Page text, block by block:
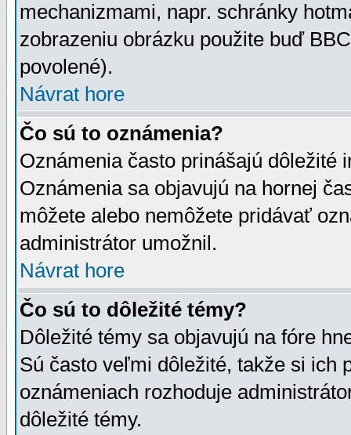
mechanizmami, napr. schránky
zobrazeniu obrázku použite buď
povolené).
Návrat hore
Čo sú to oznámenia?
Oznámenia často prinášajú dôležité
Oznámenia sa objavujú na hornej
môžete alebo nemôžete pridávať
administrátor umožnil.
Návrat hore
Čo sú to dôležité témy?
Dôležité témy sa objavujú na fóre
Sú často veľmi dôležité, takže si ich
oznámeniach rozhoduje
dôležité témy.